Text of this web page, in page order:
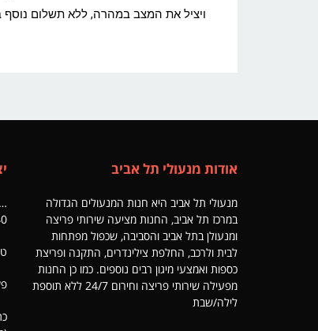
ויציל את המצב במהרה, ללא תשלום נוסף
אודות מנעולי תל אביב
מנעולי תל אביב היא חנות המנעולים הגדולה
במרכז תל אביב, החנות מציעה שירותי פריצה
ומנעולן בתל אביב והסביבה, שכפול מפתחות
לבית ולרכב, החלפת צילינדרים, התקנה ופריצת
כספות ואמצעי מיגון רבים נוספים. כמו כן החנות
מפעילה שירותי פריצה וחירום 24/7 ללא תוספת
לילה/שבת